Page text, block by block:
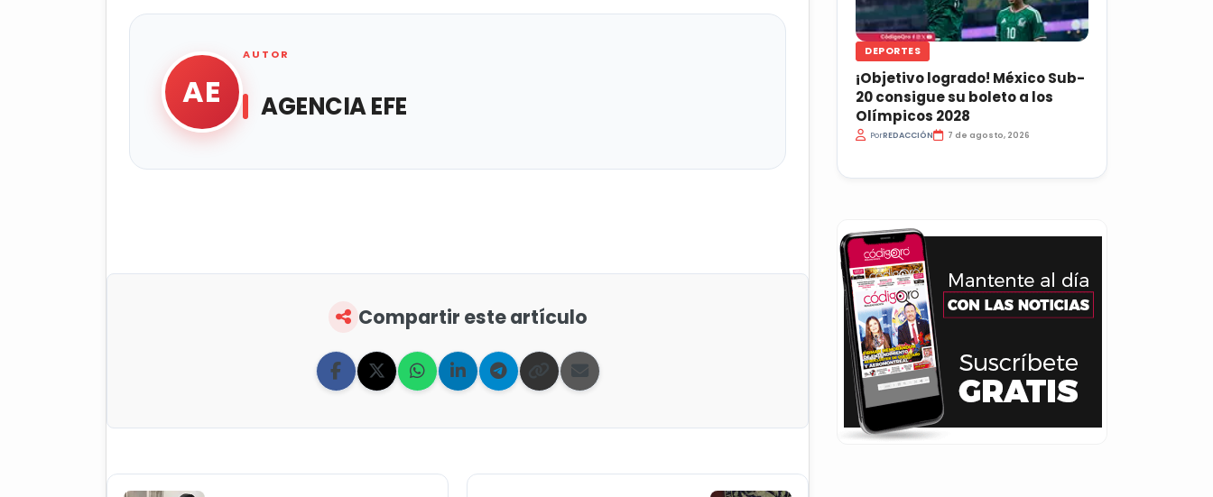
AE
AUTOR
AGENCIA EFE
Compartir este artículo
DEPORTES
¡Objetivo logrado! México Sub-
20 consigue su boleto a los
Olímpicos 2028
PorREDACCIÓN 7 de agosto, 2026